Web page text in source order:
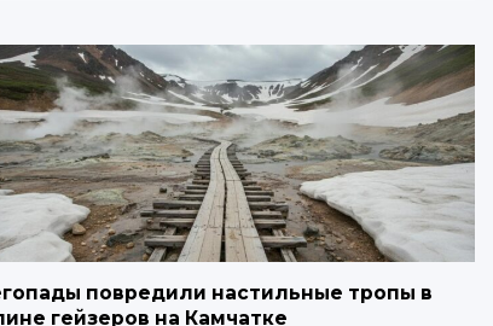
повредили настильные тропы в
гейзеров на Камчатке